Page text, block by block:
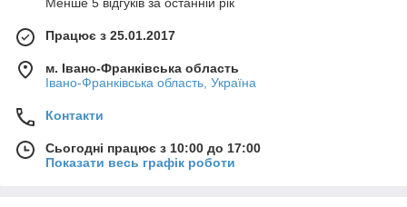
Працює з 25.01.2017
м. Івано-Франківська область
Івано-Франківська область, Україна
Контакти
Сьогодні працює з 10:00 до 17:00
Показати весь графік роботи